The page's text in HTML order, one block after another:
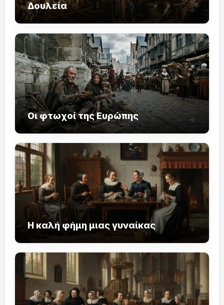
Δουλεία
Οι φτωχοί της Ευρώπης
Η καλή φήμη μιας γυναίκας